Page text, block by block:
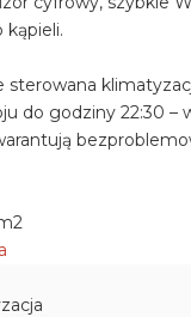
sterowana
do godziny 22:30 –